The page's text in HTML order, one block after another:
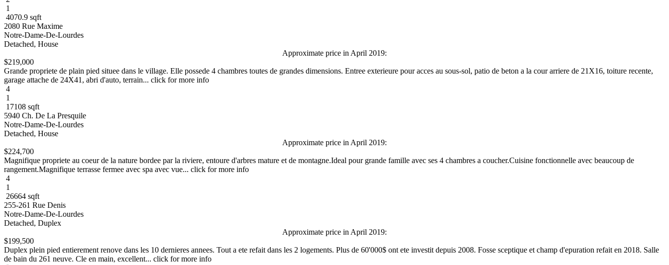
1
4070.9 sqft
2080 Rue Maxime
Notre-Dame-De-Lourdes
Detached, House
Approximate price in April 2019:
$219,000
Grande propriete de plain pied situee dans le village. Elle possede 4 chambres toutes de grandes dimensions. Entree exterieure pour acces au sous-sol, patio de beton a la cour arriere de 21X16, toiture recente,
garage attache de 24X41, abri d'auto, terrain... click for more info
4
1
17108 sqft
5940 Ch. De La Presquile
Notre-Dame-De-Lourdes
Detached, House
Approximate price in April 2019:
$224,700
Magnifique propriete au coeur de la nature bordee par la riviere, entoure d'arbres mature et de montagne.Ideal pour grande famille avec ses 4 chambres a coucher.Cuisine fonctionnelle avec beaucoup de
rangement.Magnifique terrasse fermee avec spa avec vue... click for more info
4
1
26664 sqft
255-261 Rue Denis
Notre-Dame-De-Lourdes
Detached, Duplex
Approximate price in April 2019:
$199,500
Duplex plein pied entierement renove dans les 10 dernieres annees. Tout a ete refait dans les 2 logements. Plus de 60'000$ ont ete investit depuis 2008. Fosse sceptique et champ d'epuration refait en 2018. Salle
de bain du 261 neuve. Cle en main, excellent... click for more info